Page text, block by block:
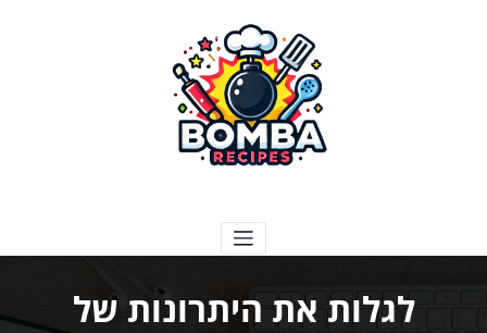
לגלות את היתרונות של